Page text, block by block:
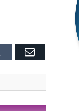
Email